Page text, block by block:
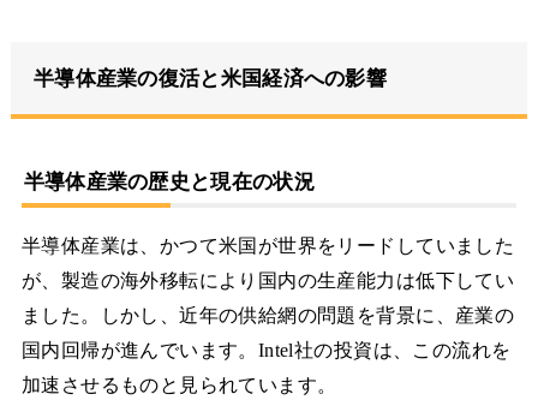
半導体産業の復活と米国経済への影響
半導体産業の歴史と現在の状況
半導体産業は、かつて米国が世界をリードしていました
が、製造の海外移転により国内の生産能力は低下してい
ました。しかし、近年の供給網の問題を背景に、産業の
国内回帰が進んでいます。Intel社の投資は、この流れを
加速させるものと見られています。